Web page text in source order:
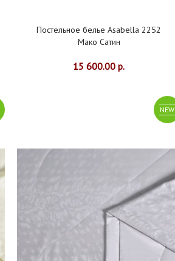
Постельное белье Asabella 2252
Мако Сатин
15 600.00 р.
NEW